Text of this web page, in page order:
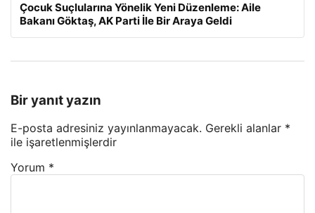
Çocuk Suçlularına Yönelik Yeni Düzenleme: Aile
Bakanı Göktaş, AK Parti İle Bir Araya Geldi
Bir yanıt yazın
E-posta adresiniz yayınlanmayacak. Gerekli alanlar *
ile işaretlenmişlerdir
Yorum *